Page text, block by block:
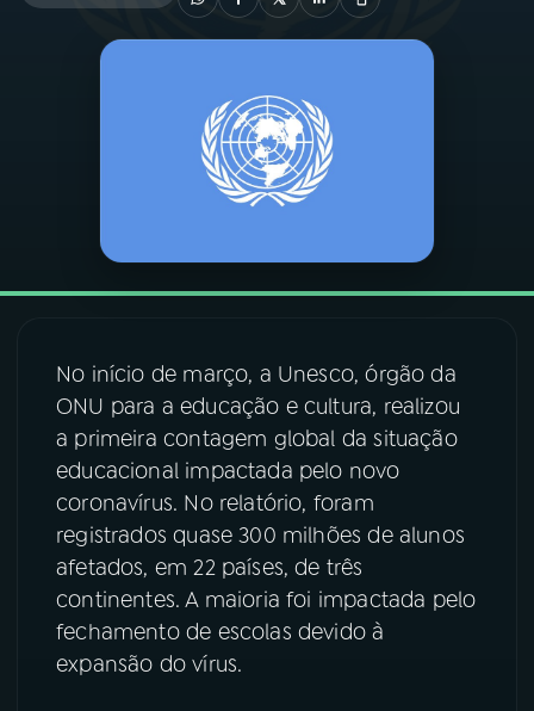
VIDEOCASTS
08FESTIVAL DE MÚSICA
ACOMPANHE A RÁDIO NACIONAL
YouTube Facebook
Instagram X
TikTok
No início de março, a Unesco, órgão da
ONU para a educação e cultura, realizou
a primeira contagem global da situação
educacional impactada pelo novo
coronavírus. No relatório, foram
registrados quase 300 milhões de alunos
afetados, em 22 países, de três
continentes. A maioria foi impactada pelo
fechamento de escolas devido à
expansão do vírus.